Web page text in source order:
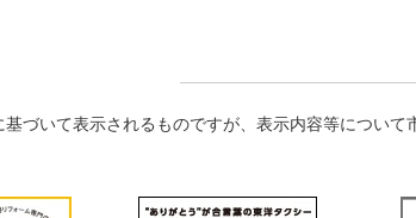
づいて表示されるものですが、表示内容等につい